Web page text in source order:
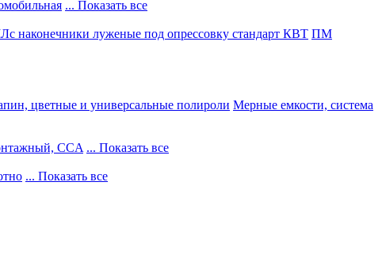
... Показать все
наконечники луженые под опрессовку стандарт КВТ ПМ
цветные и универсальные полироли Мерные емкости, система
CCA ... Показать все
... Показать все